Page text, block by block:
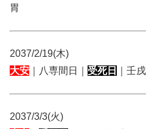
胃
2037/2/19(木)
大安 ｜八専間日｜ 受死日 ｜壬
2037/3/3(火)